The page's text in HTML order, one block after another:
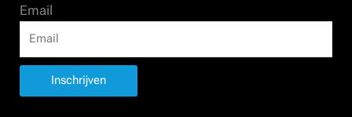
Email
Inschrijven